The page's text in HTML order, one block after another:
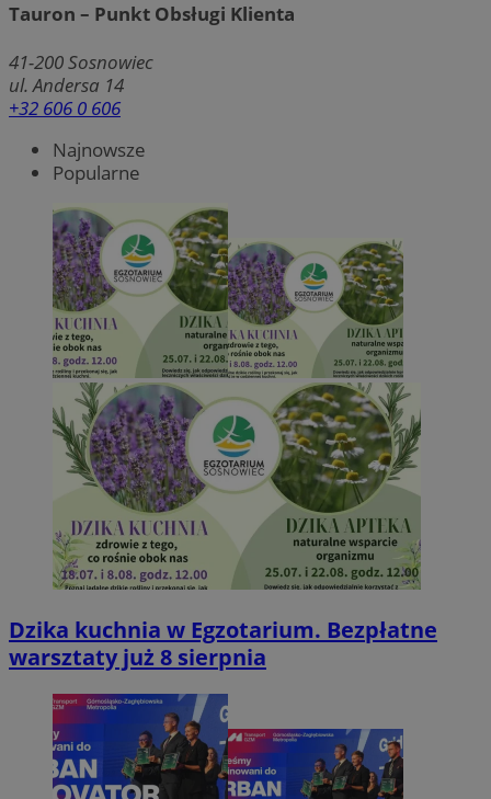
Tauron – Punkt Obsługi Klienta
41-200Sosnowiec
ul. Andersa 14
+32 606 0 606
Najnowsze
Popularne
Dzika kuchnia w Egzotarium. Bezpłatne
warsztaty już 8 sierpnia